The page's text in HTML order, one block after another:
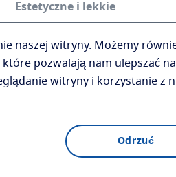
Estetyczne i lekkie
recepty użytkownika
naszej witryny. Możemy
pozwalają nam ulepszać
witryny i korzystanie z
Odrzuć